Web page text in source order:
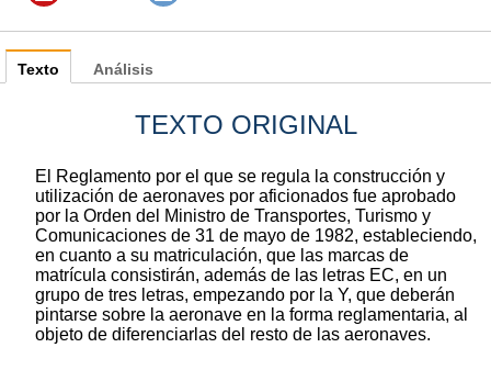
Texto
TEXTO ORIGINAL
El Reglamento por el que se regula la construcción y
utilización de aeronaves por aficionados fue aprobado
por la Orden del Ministro de Transportes, Turismo y
Comunicaciones de 31 de mayo de 1982, estableciendo,
en cuanto a su matriculación, que las marcas de
matrícula consistirán, además de las letras EC, en un
grupo de tres letras, empezando por la Y, que deberán
pintarse sobre la aeronave en la forma reglamentaria, al
objeto de diferenciarlas del resto de las aeronaves.
Análisis